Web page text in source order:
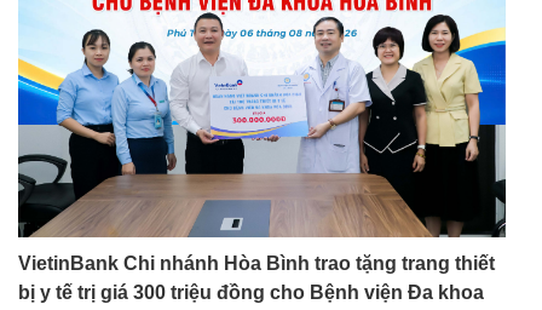
VietinBank Chi nhánh Hòa Bình trao tặng trang thiết
bị y tế trị giá 300 triệu đồng cho Bệnh viện Đa khoa